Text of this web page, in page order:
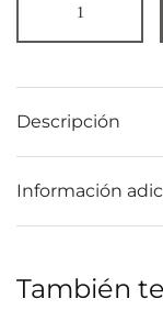
Descripción
Información
También